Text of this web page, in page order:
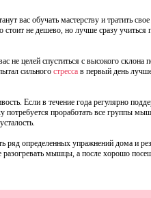
вас обучать мастерству и тратить
не дешево, но лучше сразу учиться
не целей спуститься с высокого склона
сильного стресса в первый день
Если в течение года регулярно
проработать все группы
определенных упражнений дома и
мышцы, а после хорошо